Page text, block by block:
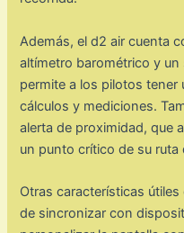
Además, el d2 air cuenta
altímetro barométrico y
permite a los pilotos tener
cálculos y mediciones.
alerta de proximidad, que
un punto crítico de su ruta
Otras características
de sincronizar con